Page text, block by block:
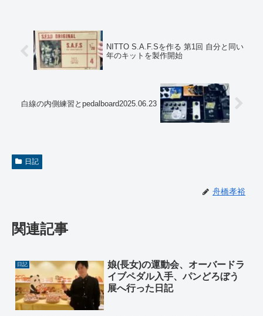
NITTO S.A.F.Sを作る 第1回 自分と同い
年のキットを製作開始
白線の内側練習とpedalboard2025.06.23
日記
舟橋孝裕
関連記事
日記
娘(長女)の運動会、オーバードラ
イブペダル入手、パンどろぼう
展へ行った日記